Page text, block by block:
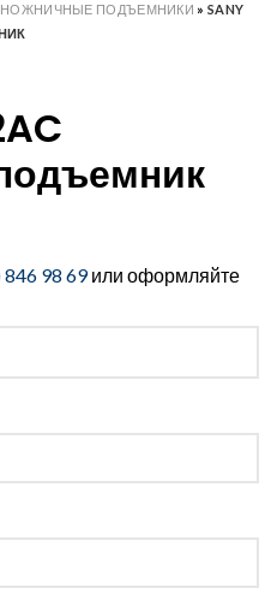
НОЖНИЧНЫЕ ПОДЪЕМНИКИ » SANY
846 98 69или оформляйте